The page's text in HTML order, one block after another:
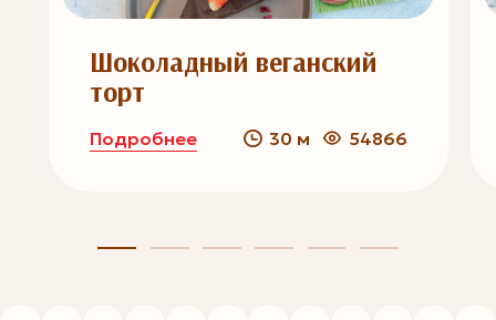
Шоколадный веганский
торт
Подробнее 30 м 54866